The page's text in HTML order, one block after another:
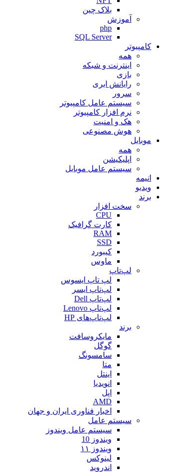
بلاک چین
آموزش
php
SQL Server
کامپیوتر
همه
اینترنت و شبکه
بازی
رایانش ابری
سرور
سیستم عامل کامپیوتر
نرم افزار کامپیوتر
هک و امنیت
هوش مصنوعی
موبایل
همه
اپلیکیشن
سیستم عامل موبایل
انیمه
ویدیو
برند
سخت افزار
CPU
کارت گرافیک
RAM
SSD
کیبورد
ماوس
لپ‌تاپ
لپ تاپ ایسوس
لپ‌تاپ ایسر
لپ‌تاپ Dell
لپ‌تاپ Lenovo
لپ‌تاپ‌های HP
برند
مایکروسافت
گوگل
سامسونگ
متا
اینتل
انویدیا
اپل
AMD
اخبار فناوری ایران و جهان
سیستم عامل
سیستم عامل ویندوز
ویندوز 10
ویندوز ۱۱
لینوکس
اندروید